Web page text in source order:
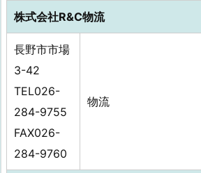
株式会社R&C物流
長野市市場
3-42
TEL026-
284-9755
FAX026-
284-9760
物流